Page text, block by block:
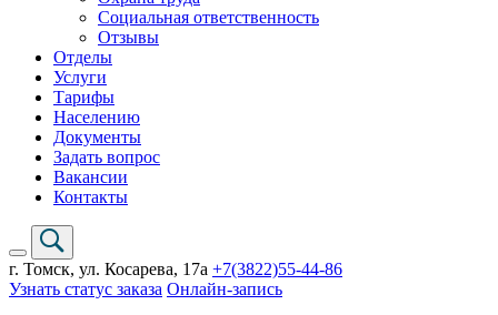
Социальная ответственность
Отзывы
Отделы
Услуги
Тарифы
Населению
Документы
Задать вопрос
Вакансии
Контакты
г. Томск, ул. Косарева, 17а +7(3822)55-44-86
Узнать статус заказа Онлайн-запись